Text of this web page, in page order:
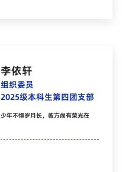
李依轩
组织委员
2025级本科生第四团支部
少年不惧岁月长，彼方尚有荣光在